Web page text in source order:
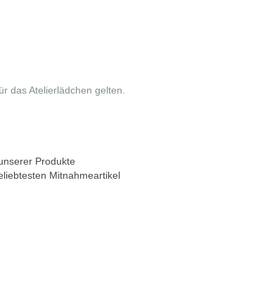
das Atelierlädchen gelten.
Produkte
Mitnahmeartikel